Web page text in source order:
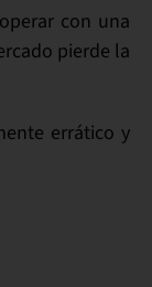
con una
pierde la
errático y